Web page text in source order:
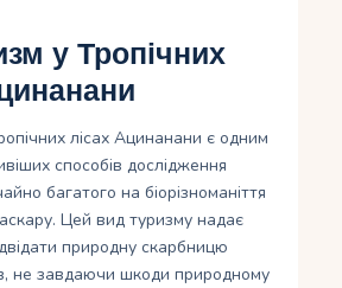
у Тропічних
лісах Ацинанани є одним
способів дослідження
багатого на біорізноманіття
Цей вид туризму надає
природну скарбницю
не завдаючи шкоди природному